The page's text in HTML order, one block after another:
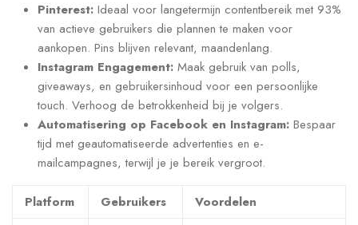
Pinterest: Ideaal voor langetermijn contentbereik met 93%
van actieve gebruikers die plannen te maken voor
aankopen. Pins blijven relevant, maandenlang.
Instagram Engagement: Maak gebruik van polls,
giveaways, en gebruikersinhoud voor een persoonlijke
touch. Verhoog de betrokkenheid bij je volgers.
Automatisering op Facebook en Instagram: Bespaar
tijd met geautomatiseerde advertenties en e-
mailcampagnes, terwijl je je bereik vergroot.
Platform Gebruikers Voordelen